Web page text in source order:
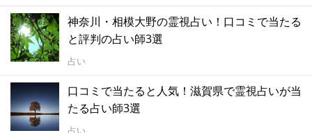
神奈川・相模大野の霊視占い！口コミで当たる
と評判の占い師3選
占い
口コミで当たると人気！滋賀県で霊視占いが当
たる占い師3選
占い